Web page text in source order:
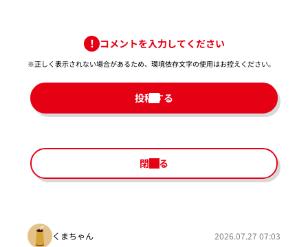
コメントを入力してください
※正しく表示されない場合があるため、環境依存文字の使用はお控えください。​
投稿する
閉じる
くまちゃん 2026.07.27 07:03